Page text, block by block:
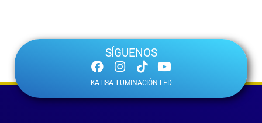
SÍGUENOS
KATISA ILUMINACIÓN LED